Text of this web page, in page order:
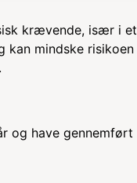
krævende, især i
mindske
og have gennemført